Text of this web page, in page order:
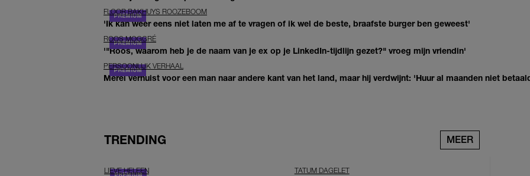
FLOOR BAKHUYS ROOZEBOOM
'Ik kan weer eens niet laten me af te vragen of ik wel de beste, braafste burger ben geweest'
ROOS MOGGRÉ
'"Roos, waarom heb je de naam van je ex op je LinkedIn-tijdlijn gezet?" vroeg mijn vriendin'
PERSOONLIJK VERHAAL
Merel verhuist voor een man naar andere kant van het land, maar hij verdwijnt: 'Huur al maanden niet
TRENDING MEER
LIEVE HELEEN TATUM DAGELET